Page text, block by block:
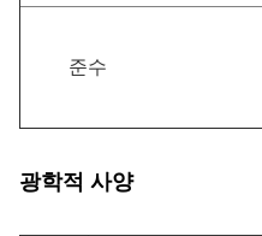
준수
광학적 사양